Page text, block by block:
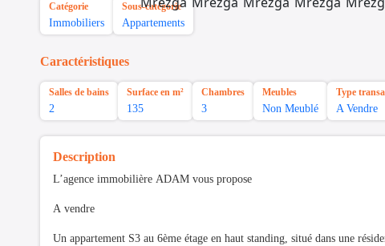
Catégorie
Immobiliers
Sous-catégorie
Appartements
Caractéristiques
Salles de bains
2
Surface en m²
135
Chambres
3
Meubles
Non Meublé
Type
A Vendre
Description
L’agence immobilière ADAM vous propose
A vendre
Un appartement S3 au 6ème étage en haut standing, situé dans une